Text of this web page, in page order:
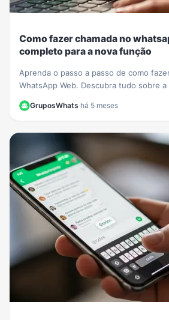
Como fazer chamada no
completo para a nova função
Aprenda o passo a passo de como
WhatsApp Web. Descubra tudo sobre
e vídeo que chegou ao navegador sem
GruposWhats·há 5 meses